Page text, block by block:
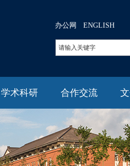
办公网 ENGLISH
学术科研 合作交流